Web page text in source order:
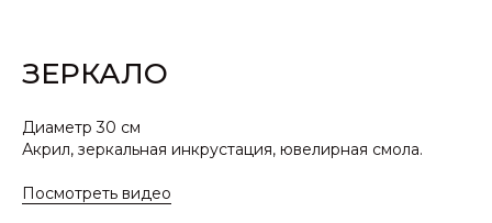
ЗЕРКАЛО
Диаметр 30 см
Акрил, зеркальная инкрустация, ювелирная смола.
Посмотреть видео